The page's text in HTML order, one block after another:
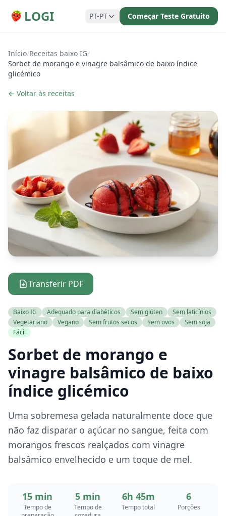
LOGI PT-PT Começar Teste Gratuito
Início/Receitas baixo IG/
Sorbet de morango e vinagre balsâmico de baixo índice
glicémico
← Voltar às receitas
Transferir PDF
Baixo IG Adequado para diabéticos Sem glúten
Sem laticínios
Vegetariano
Vegano Sem frutos secos Sem ovos
Sem soja
Fácil
Sorbet de morango e
vinagre balsâmico de baixo
índice glicémico
Uma sobremesa gelada naturalmente doce que
não faz disparar o açúcar no sangue, feita com
morangos frescos realçados com vinagre
balsâmico envelhecido e um toque de mel.
15 min
Tempo de
5 min
Tempo de
6h 45m
Tempo total
6
Porções